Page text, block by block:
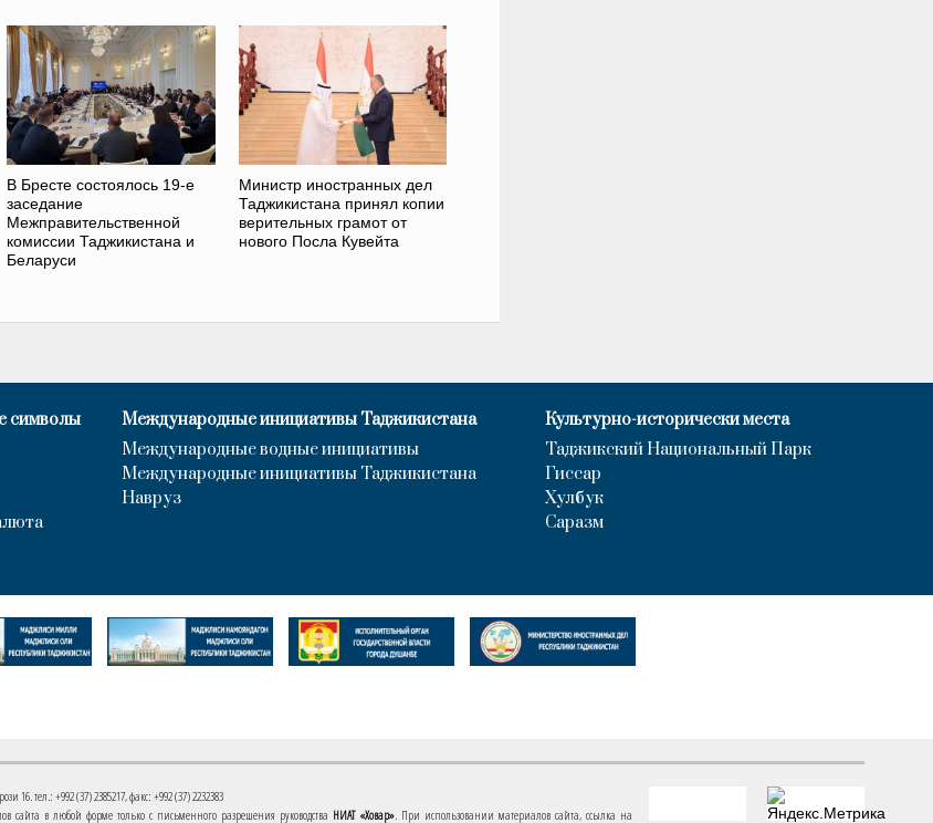
В Бресте состоялось 19-е
заседание
Межправительственной
комиссии Таджикистана и
Беларуси
Министр иностранных дел
Таджикистана принял копии
верительных грамот от
нового Посла Кувейта
символы
Международные инициативы Таджикистана
Международные водные инициативы
Международные инициативы Таджикистана
Навруз
Культурно-исторически места
Таджикский Национальный Парк
Гиссар
Хулбук
Саразм
16. тел.: +992 (37) 2385217, факс: +992 (37) 2232383
в любой форме только с письменного разрешения руководства НИАТ «Ховар». При использовании материалов сайта, ссылка на